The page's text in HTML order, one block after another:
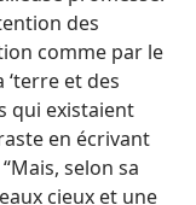
des
comme par le
‘terre et des
qui existaient
en écrivant
selon sa
cieux et une